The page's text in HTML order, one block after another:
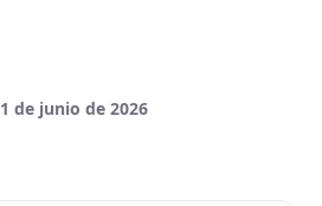
1 de junio de 2026